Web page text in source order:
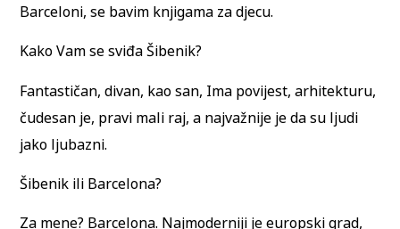
Barceloni, se bavim knjigama za djecu.
Kako Vam se sviđa Šibenik?
Fantastičan, divan, kao san, Ima povijest, arhitekturu,
čudesan je, pravi mali raj, a najvažnije je da su ljudi
jako ljubazni.
Šibenik ili Barcelona?
Za mene? Barcelona. Najmoderniji je europski grad,